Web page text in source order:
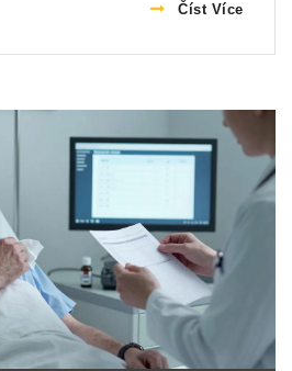
Číst Více